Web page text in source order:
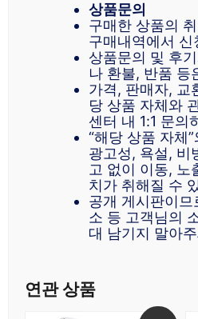
상품문의
구매한 상품의
구매내역에서
상품문의 및 후
나 환불, 반품 등
가격, 판매자, 교
당 상품 자체와
센터 내 1:1 문의
“해당 상품 자체
광고성, 욕설, 비
고 없이 이동, 노
치가 취해질 수
공개 게시판이
소 등 고객님의
대 남기지 말아
연관 상품